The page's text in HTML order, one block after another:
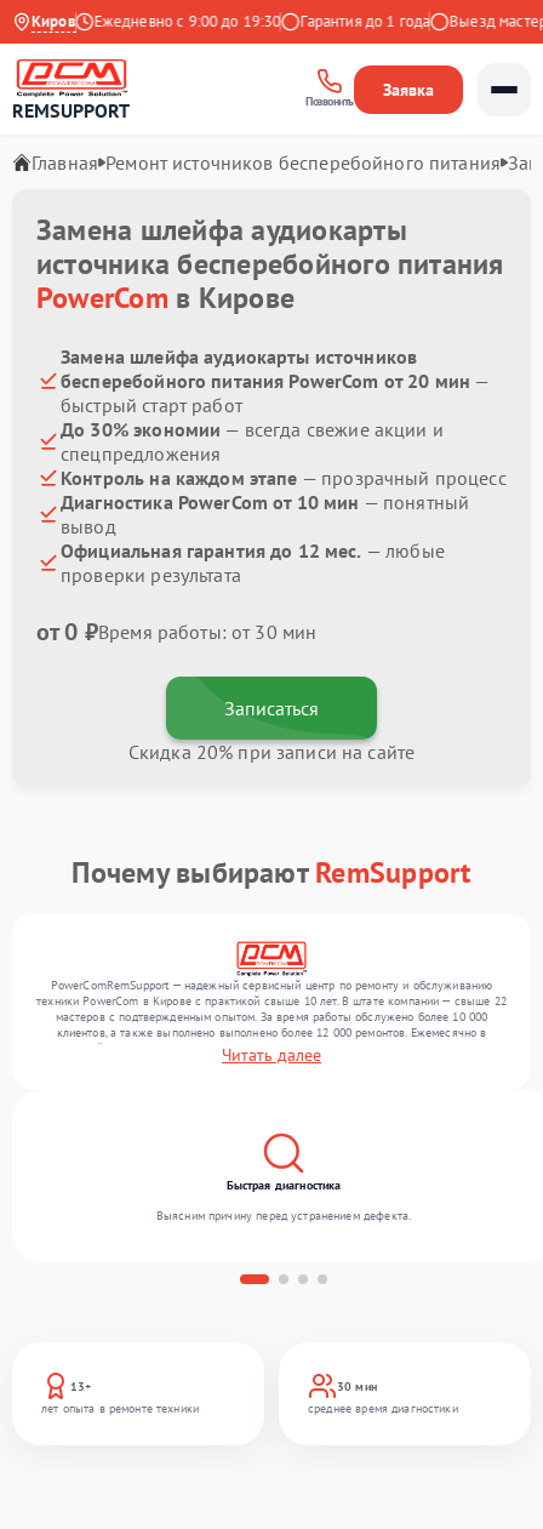
КировЕжедневно с 9:00 до 19:30 Гарантия до 1 года Выезд мастера
REMSUPPORT Позвонить
Заявка
Главная Ремонт источников бесперебойного питания
Замена шлейфа аудиокарты
источника бесперебойного питания
PowerComв Кирове
Замена шлейфа аудиокарты источников
бесперебойного питания PowerCom от 20 мин —
быстрый старт работ
До 30% экономии — всегда свежие акции и
спецпредложения
Контроль на каждом этапе — прозрачный процесс
Диагностика PowerCom от 10 мин — понятный
вывод
Официальная гарантия до 12 мес. — любые
проверки результата
от 0 ₽Время работы: от 30 мин
Записаться
Скидка 20% при записи на сайте
Почему выбираютRemSupport
PowerComRemSupport — надежный сервисный центр по ремонту и обслуживанию
техники PowerCom в Кирове с практикой свыше 10 лет. В штате компании — свыше 22
мастеров с подтвержденным опытом. За время работы обслужено более 10 000
клиентов, а также выполнено выполнено более 12 000 ремонтов. Ежемесячно в
сервисный центр поступает свыше 300 единиц техники, включая , , . Мы выполняем
ремонт различного уровня сложности и поддерживаем высокий стандарт качества
Читать далее
13+
лет опыта в ремонте техники
30 мин
среднее время диагностики
Быстрая диагностика
Выясним причину перед устранением дефекта.